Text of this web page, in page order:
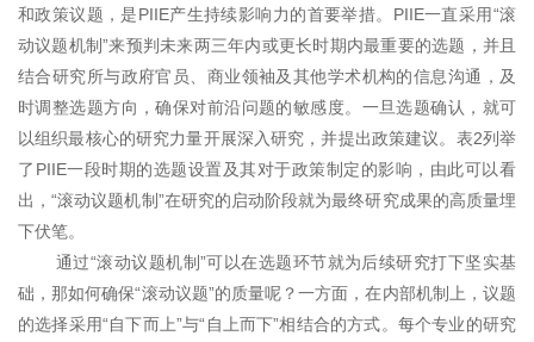
和政策议题，是PIIE产生持续影响力的首要举措。PIIE一直采用“滚
动议题机制”来预判未来两三年内或更长时期内最重要的选题，并且
结合研究所与政府官员、商业领袖及其他学术机构的信息沟通，及
时调整选题方向，确保对前沿问题的敏感度。一旦选题确认，就可
以组织最核心的研究力量开展深入研究，并提出政策建议。表2列举
了PIIE一段时期的选题设置及其对于政策制定的影响，由此可以看
出，“滚动议题机制”在研究的启动阶段就为最终研究成果的高质量埋
下伏笔。
通过“滚动议题机制”可以在选题环节就为后续研究打下坚实基
础，那如何确保“滚动议题”的质量呢？一方面，在内部机制上，议题
的选择采用“自下而上”与“自上而下”相结合的方式。每个专业的研究